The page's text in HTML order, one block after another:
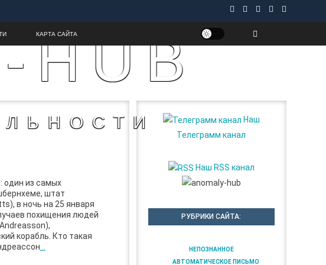
HUB
КАРТА САЙТА
один из самых
штат
в ночь на 25 января
похищения людей
корабль. Кто такая
Наш
Телеграмм канал
Наш RSS канал
РУБРИКИ САЙТА:
НЕПОЗНАННОЕ
АВТОМАТИЧЕСКОЕ ПИСЬМО